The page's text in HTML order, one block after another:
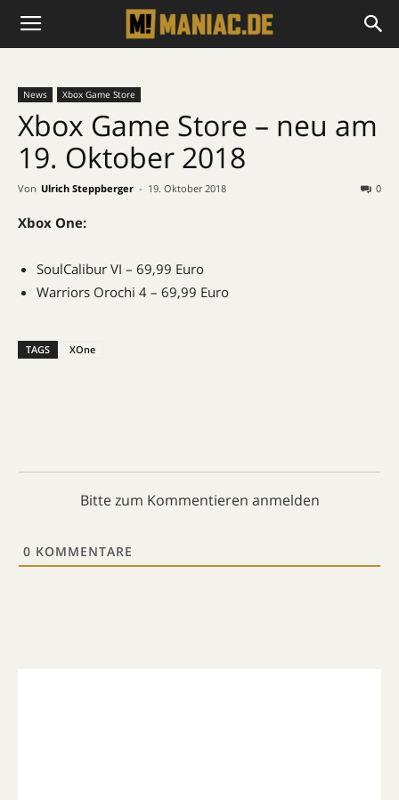
News Xbox Game Store
Xbox Game Store – neu am
19. Oktober 2018
Von Ulrich Steppberger - 19. Oktober 2018 0
Xbox One:
SoulCalibur VI – 69,99 Euro
Warriors Orochi 4 – 69,99 Euro
TAGS XOne
Bitte zum Kommentieren anmelden
0 KOMMENTARE